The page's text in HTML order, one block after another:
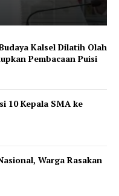
Kalsel Dilatih Olah
Pembacaan Puisi
10 Kepala SMA ke
Warga Rasakan